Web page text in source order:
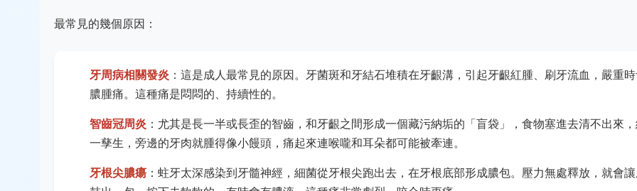
最常見的幾個原因：
牙周病相關發炎 ：這是成人最常見的原因。牙菌斑和牙結石堆積在牙齦溝，引起牙齦紅腫、刷牙流血，嚴重
膿腫痛。這種痛是悶悶的、持續性的。
智齒冠周炎 ：尤其是長一半或長歪的智齒，和牙齦之間形成一個藏污納垢的「盲袋」，食物塞進去清不出來
一孳生，旁邊的牙肉就腫得像小饅頭，痛起來連喉嚨和耳朵都可能被牽連。
牙根尖膿瘍 ：蛀牙太深感染到牙髓神經，細菌從牙根尖跑出去，在牙根底部形成膿包。壓力無處釋放，就會